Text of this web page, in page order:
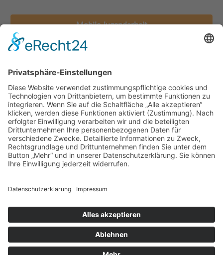
Mobile Jugendarbeit
Jugendreferat
Feierbrigade